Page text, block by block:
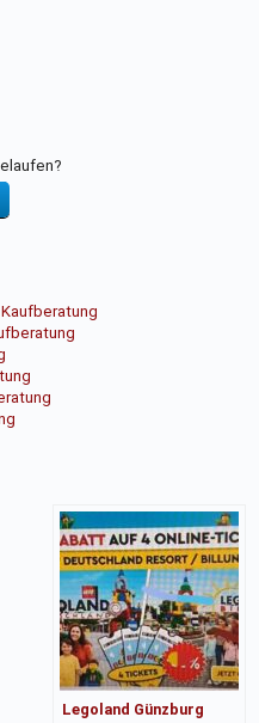
Legoland Günzburg